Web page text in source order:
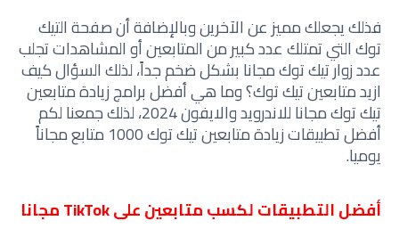
فذلك يجعلك مميز عن الآخرين وبالإضافة أن صفحة التيك
توك التي تمتلك عدد كبير من المتابعين أو المشاهدات تجلب
عدد زوار تيك توك مجانا بشكل ضخم جداً، لذلك السؤال كيف
ازيد متابعين تيك توك؟ وما هي أفضل برامج زيادة متابعين
تيك توك مجانا للاندرويد والايفون 2024، لذلك جمعنا لكم
أفضل تطبيقات زيادة متابعين تيك توك 1000 متابع مجاناً
يوميا.
أفضل التطبيقات لكسب متابعين على TikTok مجانا